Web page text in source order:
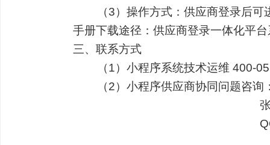
（3）操作方式：供应商登录后可进
手册下载途径：供应商登录一体化
三、联系方式
（1）小程序系统技术运维 400-
（2）小程序供应商协同问题咨询
张文栋电话：
QQ群：